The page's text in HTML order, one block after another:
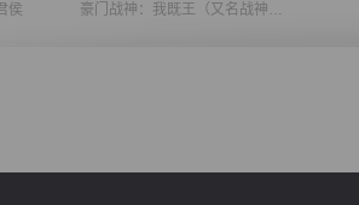
侯 豪门战神：我既王（又名战神归来不败神婿修罗战神）